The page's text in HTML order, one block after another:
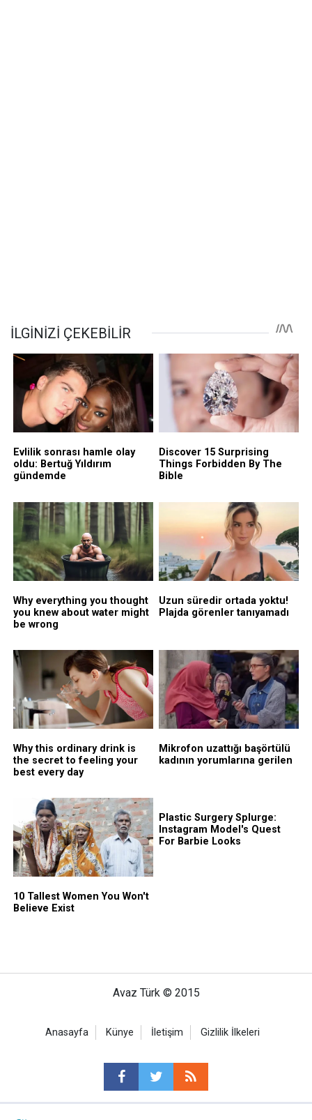
Avaz Türk © 2015
Anasayfa Künye İletişim Gizlilik İlkeleri